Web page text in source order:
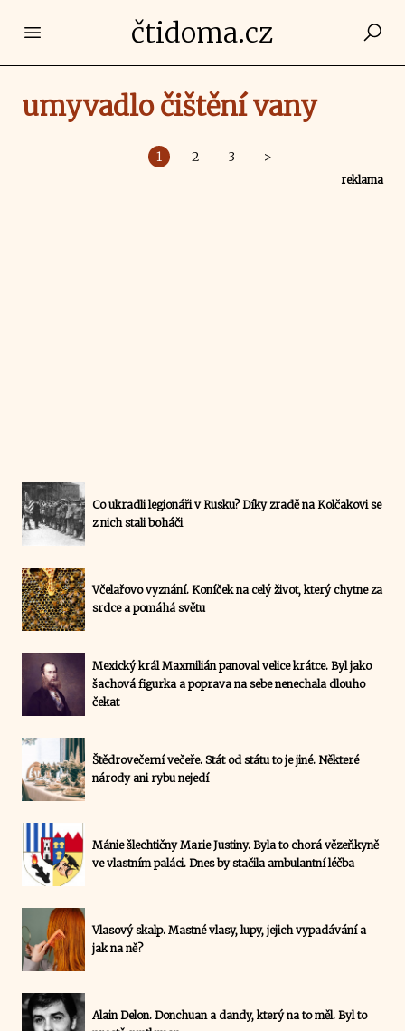
Open main menučtidoma.cz
umyvadlo čištění vany
1 2 3 >
reklama
Co ukradli legionáři v Rusku? Díky zradě na Kolčakovi se
z nich stali boháči
Včelařovo vyznání. Koníček na celý život, který chytne za
srdce a pomáhá světu
Mexický král Maxmilián panoval velice krátce. Byl jako
šachová figurka a poprava na sebe nenechala dlouho
čekat
Štědrovečerní večeře. Stát od státu to je jiné. Některé
národy ani rybu nejedí
Mánie šlechtičny Marie Justiny. Byla to chorá vězeňkyně
ve vlastním paláci. Dnes by stačila ambulantní léčba
Vlasový skalp. Mastné vlasy, lupy, jejich vypadávání a
jak na ně?
Alain Delon. Donchuan a dandy, který na to měl. Byl to